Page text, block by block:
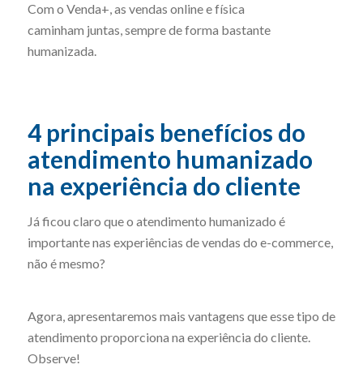
Com o Venda+, as vendas online e física
caminham juntas, sempre de forma bastante
humanizada.
4 principais benefícios do
atendimento humanizado
na experiência do cliente
Já ficou claro que o atendimento humanizado é
importante nas experiências de vendas do e-commerce,
não é mesmo?
Agora, apresentaremos mais vantagens que esse tipo de
atendimento proporciona na experiência do cliente.
Observe!